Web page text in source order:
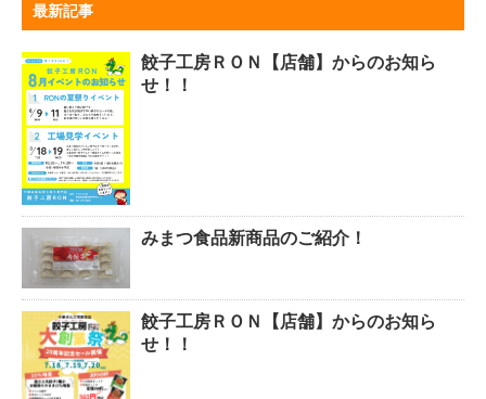
最新記事
餃子工房ＲＯＮ【店舗】からのお知ら
せ！！
みまつ食品新商品のご紹介！
餃子工房ＲＯＮ【店舗】からのお知ら
せ！！